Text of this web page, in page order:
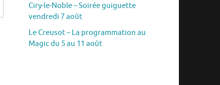
Ciry-le-Noble – Soirée guiguette
vendredi 7 août
Le Creusot – La programmation au
Magic du 5 au 11 août